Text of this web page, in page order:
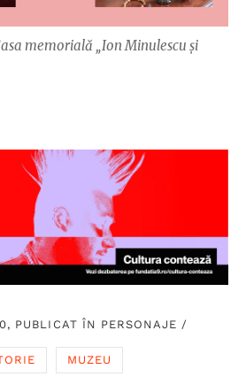
memorială „Ion Minulescu și
PUBLICAT ÎN PERSONAJE /
MUZEU